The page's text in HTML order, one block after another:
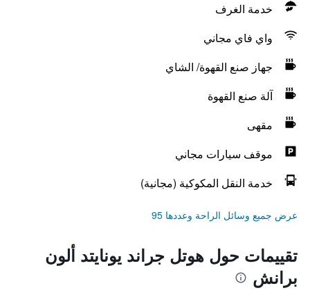
خدمة الغرف
واي فاي مجاني
جهاز صنع القهوة/ الشاي
آلة صنع القهوة
مقهى
موقف سيارات مجاني
خدمة النقل المكوكية (مجانية)
عرض جميع وسائل الراحة وعددها 95
تقييمات حول هوتل جراند يونايتد ألون
برانش